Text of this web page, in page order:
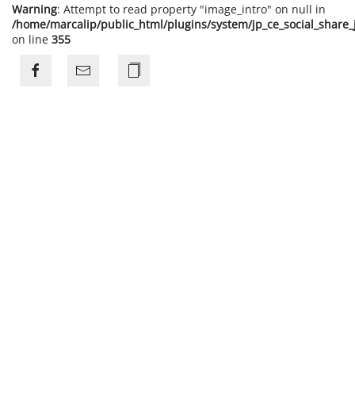
Warning: Attempt to read property "image_intro" on null in
/home/marcalip/public_html/plugins/system/
on line 355